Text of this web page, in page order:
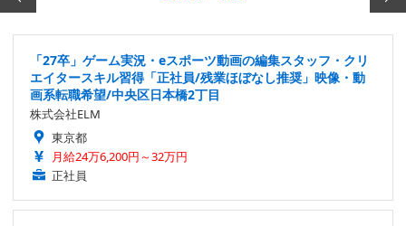
「27卒」ゲーム実況・eスポーツ動画の編集スタッフ・クリ
エイタースキル習得「正社員/残業ほぼなし推奨」映像・動
画系転職希望/中央区日本橋2丁目
株式会社ELM
東京都
月給24万6,200円～32万円
正社員